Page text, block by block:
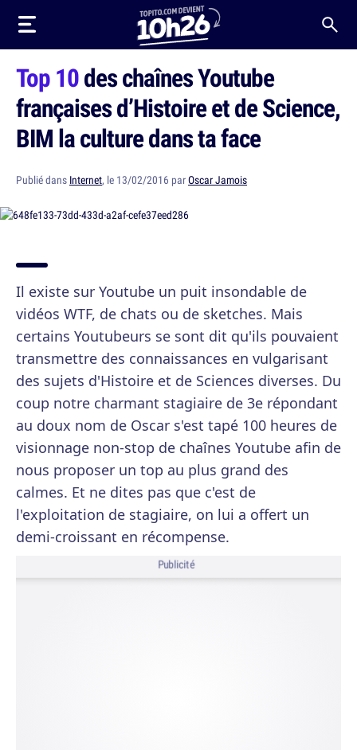
Top 10des chaînes Youtube
françaises d’Histoire et de Science,
BIM la culture dans ta face
Publié dans Internet, le 13/02/2016 parOscar Jamois
Il existe sur Youtube un puit insondable de
vidéos WTF, de chats ou de sketches. Mais
certains Youtubeurs se sont dit qu'ils pouvaient
transmettre des connaissances en vulgarisant
des sujets d'Histoire et de Sciences diverses. Du
coup notre charmant stagiaire de 3e répondant
au doux nom de Oscar s'est tapé 100 heures de
visionnage non-stop de chaînes Youtube afin de
nous proposer un top au plus grand des
calmes. Et ne dites pas que c'est de
l'exploitation de stagiaire, on lui a offert un
demi-croissant en récompense.
Publicité